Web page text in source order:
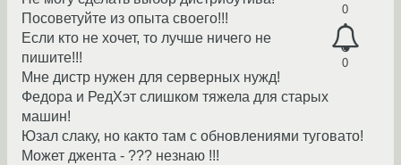
0
0
Посоветуйте из опыта своего!!!
Если кто не хочет, то лучше ничего не
пишите!!!
Мне дистр нужен для серверных нужд!
Федора и РедХэт слишком тяжела для старых
машин!
Юзал слаку, но както там с обновлениями туговато!
Может джента - ??? незнаю !!!